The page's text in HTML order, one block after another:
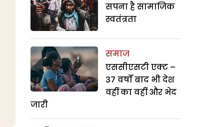
सपना है सामाजिक
स्वतंत्रता
समाज
एससीएसटी एक्ट –
37 वर्षों बाद भी देश
वहीं का वहीं और भेद
जारी